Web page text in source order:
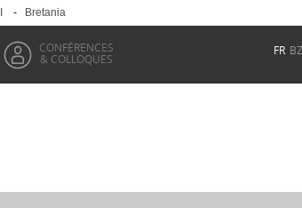
- Bretania
CONFÉRENCES
& COLLOQUES
FR